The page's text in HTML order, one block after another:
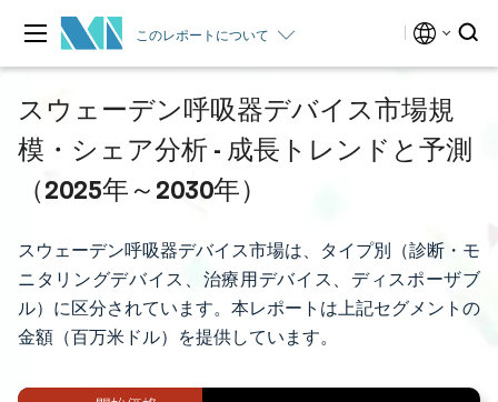
このレポートについて
スウェーデン呼吸器デバイス市場規
模・シェア分析 - 成長トレンドと予測
（2025年～2030年）
スウェーデン呼吸器デバイス市場は、タイプ別（診断・モ
ニタリングデバイス、治療用デバイス、ディスポーザブ
ル）に区分されています。本レポートは上記セグメントの
金額（百万米ドル）を提供しています。